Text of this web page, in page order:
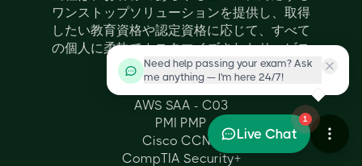
ワンストップソリューションを提供し、取得
したい教育資格や認定資格に応じて、すべて
の個人に柔軟でカスタマイズされたサービス
を提供します。
Certifications
AWS SAA - C03
PMI PMP
Cisco CCNA
CompTIA Security+
Need help passing your exam? Ask
me anything — I'm here 24/7!
1
Live Chat